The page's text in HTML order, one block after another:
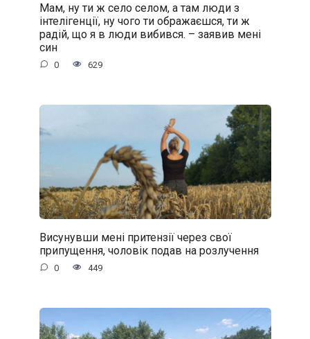
Мам, ну ти ж село селом, а там люди з
інтелігенції, ну чого ти ображаєшся, ти ж
радій, що я в люди вибився. – заявив мені
син
0 629
Висунувши мені притензії через свої
припущення, чоловік подав на розлучення
0 449